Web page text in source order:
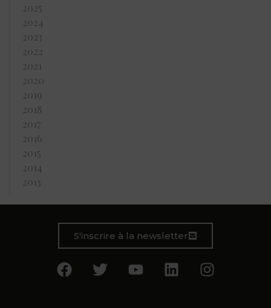
2025
2024
2023
2022
2021
2020
2019
2018
2017
2016
2015
2014
2013
S'inscrire à la newsletter